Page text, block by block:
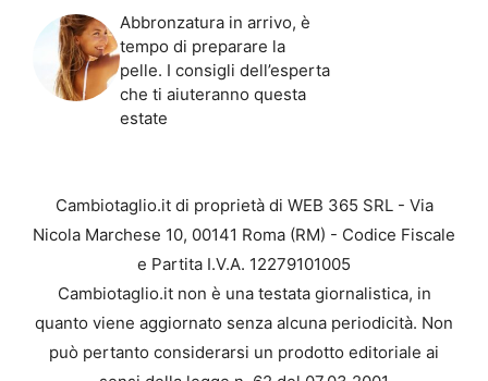
Abbronzatura in arrivo, è
tempo di preparare la
pelle. I consigli dell’esperta
che ti aiuteranno questa
estate
Cambiotaglio.it di proprietà di WEB 365 SRL - Via
Nicola Marchese 10, 00141 Roma (RM) - Codice Fiscale
e Partita I.V.A. 12279101005
Cambiotaglio.it non è una testata giornalistica, in
quanto viene aggiornato senza alcuna periodicità. Non
può pertanto considerarsi un prodotto editoriale ai